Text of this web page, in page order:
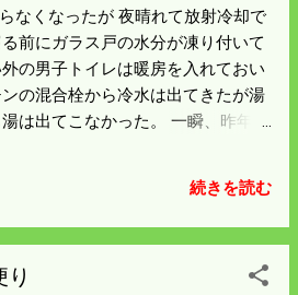
当分大丈夫だなと 感心した。
かったけど 半日以上してたら
点滅した。 満充電はイカンと思う
たが そういう仕組みなんだと理解
コンバインもフォークリフトもバ
は弱りまくっている。 全部新品は
なくなったが 夜晴れて放射冷却で
前にガラス戸の水分が凍り付いて
の男子トイレは暖房を入れておい
の混合栓から冷水は出てきたが湯
は出てこなかった。 一瞬、昨年の
が 夕方になり湯が出てきてどこも
心した。 昨年2月の大東結は次の
風呂の混合栓と外トイレのウオシュ
雨になり急に緩んだ。 雪も一気に
続きを読む